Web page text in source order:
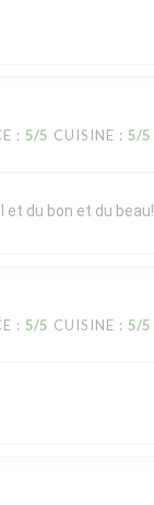
: 5/5 CUISINE : 5/5
du bon et du beau!
: 5/5 CUISINE : 5/5